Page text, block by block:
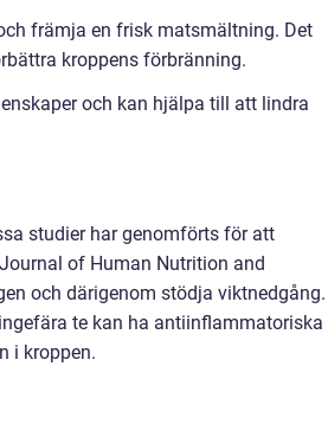
främja en frisk matsmältning. Det
kroppens förbränning.
och kan hjälpa till att lindra
studier har genomförts för att
of Human Nutrition and
och därigenom stödja viktnedgång.
te kan ha antiinflammatoriska
i kroppen.